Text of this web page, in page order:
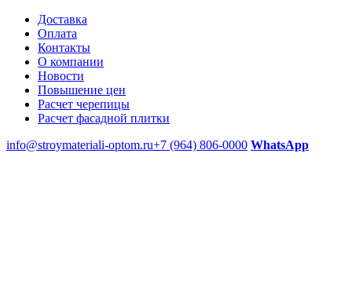
Доставка
Оплата
Контакты
О компании
Новости
Повышение цен
Расчет черепицы
Расчет фасадной плитки
info@stroymateriali-optom.ru+7 (964) 806-0000 WhatsApp